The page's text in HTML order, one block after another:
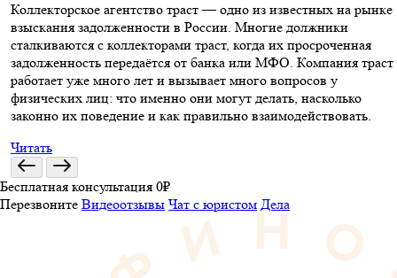
Коллекторское агентство траст — одно из известных на рынке
взыскания задолженности в России. Многие должники
сталкиваются с коллекторами траст, когда их просроченная
задолженность передаётся от банка или МФО. Компания траст
работает уже много лет и вызывает много вопросов у
физических лиц: что именно они могут делать, насколько
законно их поведение и как правильно взаимодействовать.
Читать
Бесплатная консультация 0₽
Перезвоните Видеоотзывы Чат с юристом Дела